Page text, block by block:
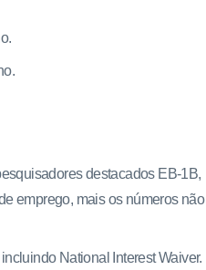
destacados EB-1B,
emprego, mais os números não
National Interest Waiver.